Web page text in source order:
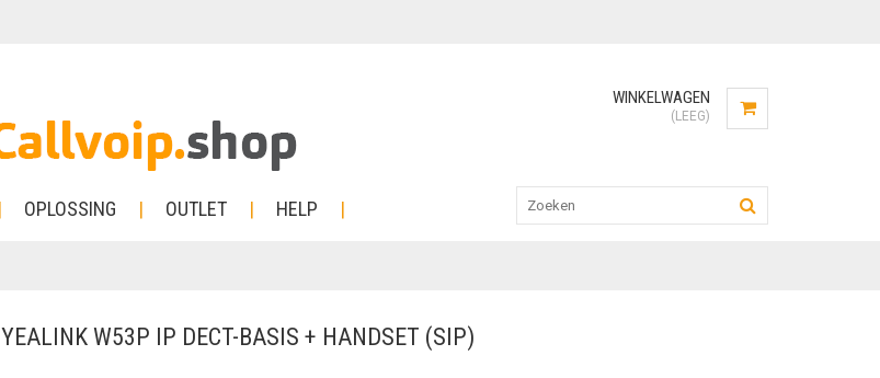
WINKELWAGEN
(LEEG)
OPLOSSING OUTLET HELP
YEALINK W53P IP DECT-BASIS + HANDSET (SIP)